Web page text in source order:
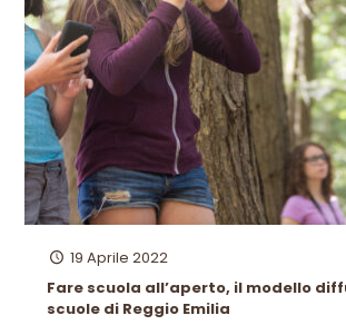
19 Aprile 2022
Fare scuola all’aperto, il modello
scuole di Reggio Emilia